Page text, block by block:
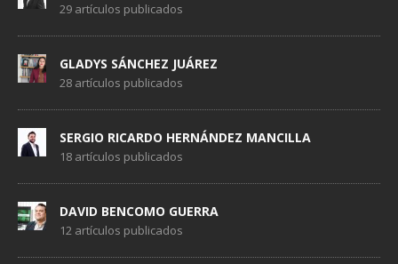
29 artículos publicados
GLADYS SÁNCHEZ JUÁREZ
28 artículos publicados
SERGIO RICARDO HERNÁNDEZ MANCILLA
18 artículos publicados
DAVID BENCOMO GUERRA
12 artículos publicados